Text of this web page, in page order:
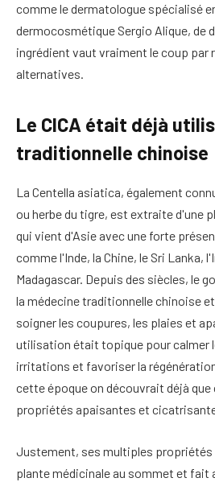
comme le dermatologue spécialisé
dermocosmétique Sergio Alique, de
ingrédient vaut vraiment le coup par
alternatives.
Le CICA était déjà
traditionnelle chinoise
La Centella asiatica, également
ou herbe du tigre, est extraite d'une
qui vient d'Asie avec une forte
comme l'Inde, la Chine, le Sri Lanka,
Madagascar. Depuis des siècles, le
la médecine traditionnelle chinoise
soigner les coupures, les plaies et
utilisation était topique pour calmer
irritations et favoriser la
cette époque on découvrait déjà
propriétés apaisantes et
Justement, ses multiples
plante médicinale au sommet et fait